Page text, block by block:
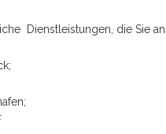
Dienstleistungen, die Sie